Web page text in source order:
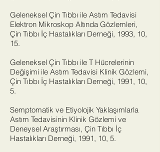
Geleneksel Çin Tıbbı ile Astım Tedavisi
Elektron Mikroskop Altında Gözlemleri,
Çin Tıbbı İç Hastalıkları Derneği, 1993, 10,
15.
Geleneksel Çin Tıbbı ile T Hücrelerinin
Değişimi ile Astım Tedavisi Klinik Gözlemi,
Çin Tıbbı İç Hastalıkları Derneği, 1991, 10,
5.
Semptomatik ve Etiyolojik Yaklaşımlarla
Astım Tedavisinin Klinik Gözlemi ve
Deneysel Araştırması, Çin Tıbbı İç
Hastalıkları Derneği, 1991, 10, 5.